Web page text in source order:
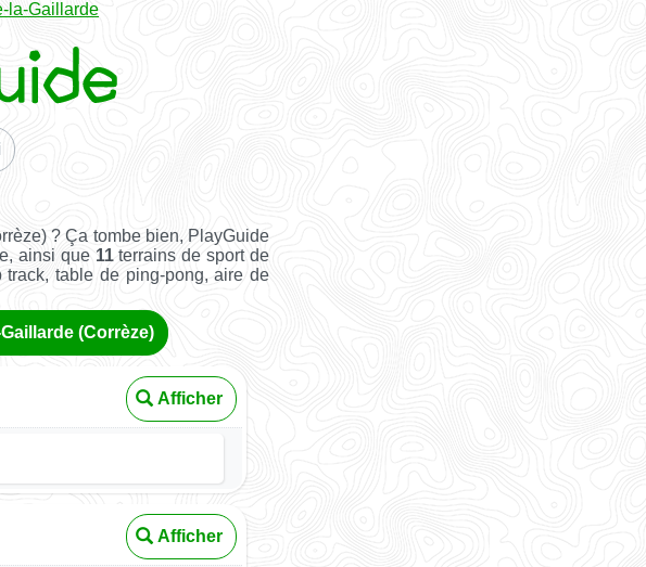
la-Gaillarde
? Ça tombe bien, PlayGuide
ainsi que 11terrains de sport de
table de ping-pong, aire de
(Corrèze)
Afficher
Afficher